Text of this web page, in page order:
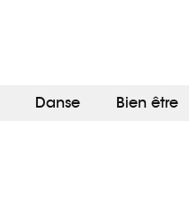
Danse Bien être